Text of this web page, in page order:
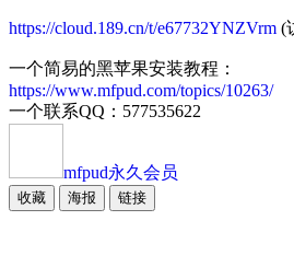
https://cloud.189.cn/t/e67732YNZVrm (
一个简易的黑苹果安装教程：
https://www.mfpud.com/topics/10263/
一个联系QQ：577535622
mfpud永久会员
收藏 海报 链接